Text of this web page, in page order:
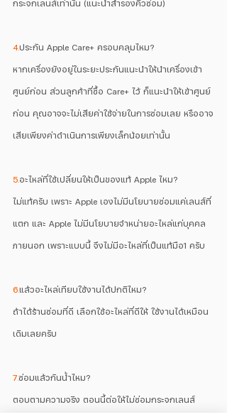
กระจกเลนส์เท่านั้น (แนะนำสำรองคิวซ่อม)
4.ประกัน Apple Care+ ครอบคลุมไหม?
หากเครื่องยังอยู่ในระยะประกันแนะนำให้นำเครื่องเข้า
ศูนย์ก่อน ส่วนลูกค้าที่ซื้อ Care+ ไว้ ก็แนะนำให้เข้าศูนย์
ก่อน คุณอาจจะไม่เสียค่าใช้จ่ายในการซ่อมเลย หรืออาจ
เสียเพียงค่าดำเนินการเพียงเล็กน้อยเท่านั้น
5.อะไหล่ที่ใช้เปลี่ยนให้เป็นของแท้ Apple ไหม?
ไม่แท้ครับ เพราะ Apple เองไม่มีนโยบายซ่อมแค่เลนส์ที่
แตก และ Apple ไม่มีนโยบายจำหน่ายอะไหล่แก่บุคคล
ภายนอก เพราะแบบนี้ จึงไม่มีอะไหล่ที่เป็นแท้มือ1 ครับ
6.แล้วอะไหล่เทียบใช้งานได้ปกติไหม?
ถ้าได้ร้านซ่อมที่ดี เลือกใช้อะไหล่ที่ดีให้ ใช้งานได้เหมือน
เดิมเลยครับ
7.ซ่อมแล้วกันน้ำไหม?
ตอบตามความจริง ตอนนี้ต่อให้ไม่ซ่อมกระจกเลนส์